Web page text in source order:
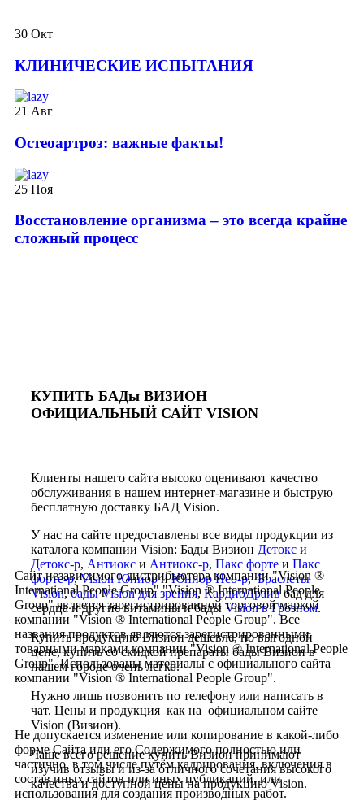
30 Окт
КЛИНИЧЕСКИЕ ИСПЫТАНИЯ
21 Авг
️Остеоартроз: важные факты!
25 Ноя
Восстановление организма – это всегда крайне
сложный процесс
КУПИТЬ БАДы ВИЗИОН
ОФИЦИАЛЬНЫЙ САЙТ VISION
Клиенты нашего сайта высоко оценивают качество
обслуживания в нашем интернет-магазине и быструю
бесплатную доставку БАД Vision.
У нас на сайте предоставлены все виды продукции из
каталога компании Vision: Бады Визион Детокс и
Детокс-р, Антиокс и Антиокс-р, Пакс форте и Пакс
форте-р,Vision ЮниориЮниор Нео-р, Браслеты
Vision,бады Vision для зрения,КардиоДрайвбад для
сердца и другие витамины и бады Vision в Грозном.
Купить продукцию Визион дешевле, по выгодной
цене, купить со скидкой препараты бады Визион в
нашем городе очень легко.
Нужно лишь позвонить по телефону или написать в
чат. Цены и продукция как на официальном сайте
Vision (Визион).
Чаще всего решение купить Визион принимают
изучив отзывы и из-за отличного сочетания высокого
качества и доступной цены на продукцию Vision.
Сайт независимого дистрибьютера компании "Vision ®
International People Group" "Vision ® International People
Group" является зарегистрированной торговой маркой
компании "Vision ® International People Group". Все
названия продуктов являются зарегистрированными
товарными марками компании "Vision ® International People
Group". Использованы материалы с официального сайта
компании "Vision ® International People Group".
Не допускается изменение или копирование в какой-либо
форме Сайта или его Содержимого полностью или
частично, в том числе путём кадрирования, включения в
состав иных сайтов или иных публикаций, или
использования для создания производных работ.